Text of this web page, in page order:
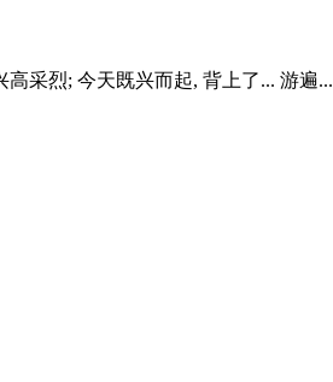
采烈; 今天既兴而起, 背上了... 游遍...